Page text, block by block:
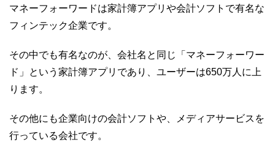
マネーフォーワードは家計簿アプリや会計ソフトで有名な
フィンテック企業です。
その中でも有名なのが、会社名と同じ「マネーフォーワー
ド」という家計簿アプリであり、ユーザーは650万人に上
ります。
その他にも企業向けの会計ソフトや、メディアサービスを
行っている会社です。